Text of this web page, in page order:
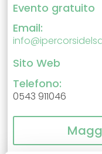
Evento gratuito
Email:
Sito Web
Telefono:
0543 911046